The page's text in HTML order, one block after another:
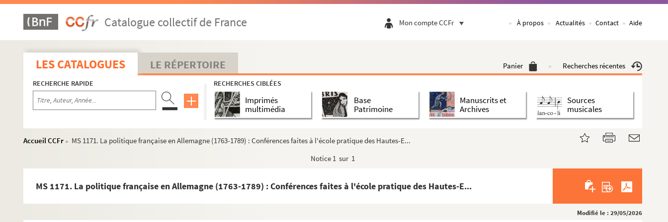
Catalogue collectif de France Mon compte CCFr À propos Actualités Contact Aide
LES CATALOGUES LE RÉPERTOIRE Panier Recherches récentes
RECHERCHE RAPIDE RECHERCHES CIBLÉES
Imprimés
multimédia
Base
Patrimoine
Manuscrits et
Archives
Sources
musicales
Accueil CCFr >
MS 1171. La politique française en Allemagne (1763-1789) : Conférences faites à l'école pratique des Hautes-E...
Notice 1 sur 1
MS 1171. La politique française en Allemagne (1763-1789) : Conférences faites à l'école pratique des Hautes-E...
Modifié le : 29/05/2026
MS 1156-1183. La politique française en Allemagne (de la 2
ème moitié du XVI e e